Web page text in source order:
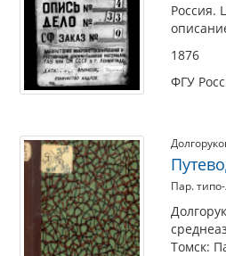
Россия.
1876
ФГУ
Пар.
Томск: